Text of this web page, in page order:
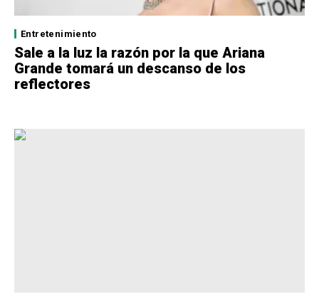
Entretenimiento
Sale a la luz la razón por la que Ariana
Grande tomará un descanso de los
reflectores